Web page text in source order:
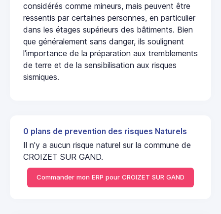
considérés comme mineurs, mais peuvent être
ressentis par certaines personnes, en particulier
dans les étages supérieurs des bâtiments. Bien
que généralement sans danger, ils soulignent
l'importance de la préparation aux tremblements
de terre et de la sensibilisation aux risques
sismiques.
0 plans de prevention des risques Naturels
Il n'y a aucun risque naturel sur la commune de
CROIZET SUR GAND.
Commander mon ERP pour CROIZET SUR GAND